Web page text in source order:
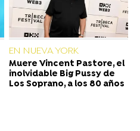
EN NUEVA YORK
Muere Vincent Pastore, el
inolvidable Big Pussy de
Los Soprano, a los 80 años